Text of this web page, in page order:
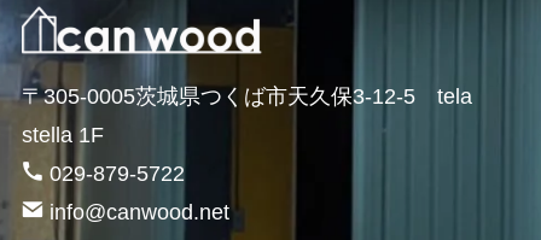
〒305-0005茨城県つくば市天久保3-12-5 tela
stella 1F
029-879-5722
info@canwood.net